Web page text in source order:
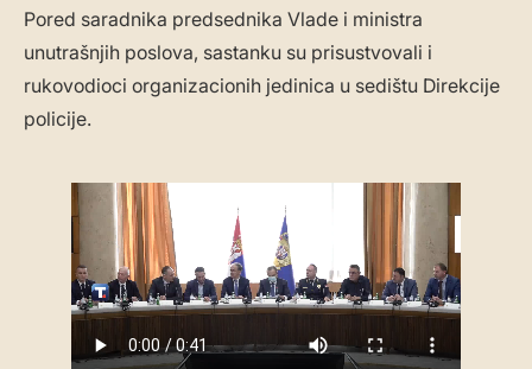
Pored saradnika predsednika Vlade i ministra
unutrašnjih poslova, sastanku su prisustvovali i
rukovodioci organizacionih jedinica u sedištu Direkcije
policije.